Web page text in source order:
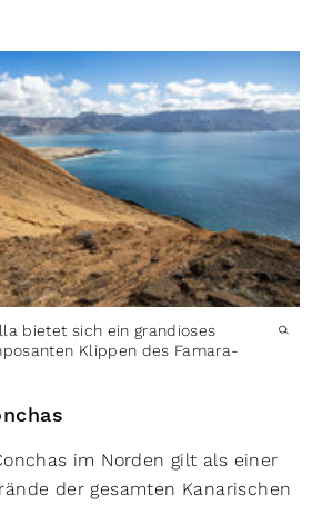
bietet sich ein grandioses
Klippen des Famara-
im Norden gilt als einer
der gesamten Kanarischen